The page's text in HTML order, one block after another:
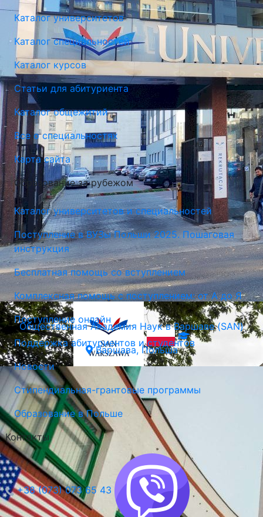
Краковский Педагогический Университет
Краков, Польша
Общественная Академия Наук в Варшаве (SAN)
Варшава, Польша
Каталог университетов
Каталог специальностей
Каталог курсов
Статьи для абитуриента
Каталог общежитий
Все о специальностях
Карта сайта
Образование за рубежом
Каталог университетов и специальностей
Поступление в ВУЗы Польши 2025. Пошаговая
инструкция
Бесплатная помощь со вступлением
Комплексная помощь с поступлением: от А до Я
Поступление онлайн
Поддержка абитуриентов и студентов
Новости
Стипендиальная-грантовые программы
Образование в Польше
Контакты
+38 (073) 073 65 43